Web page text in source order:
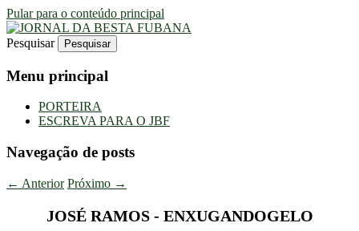
Pular para o conteúdo principal
JORNAL DA BESTA FUBANA
Uma Gazeta Escrota
Pesquisar
Menu principal
PORTEIRA
ESCREVA PARA O JBF
Navegação de posts
← Anterior Próximo →
JOSÉ RAMOS - ENXUGANDOGELO